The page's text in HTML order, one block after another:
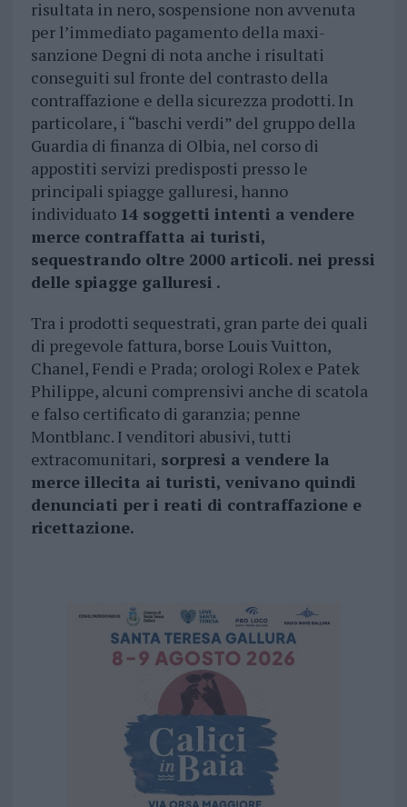
risultata in nero, sospensione non avvenuta
per l’immediato pagamento della maxi-
sanzione Degni di nota anche i risultati
conseguiti sul fronte del contrasto della
contraffazione e della sicurezza prodotti. In
particolare, i “baschi verdi” del gruppo della
Guardia di finanza di Olbia, nel corso di
appostiti servizi predisposti presso le
principali spiagge galluresi, hanno
individuato 14 soggetti intenti a vendere
merce contraffatta ai turisti,
sequestrando oltre 2000 articoli. nei pressi
delle spiagge galluresi .
Tra i prodotti sequestrati, gran parte dei quali
di pregevole fattura, borse Louis Vuitton,
Chanel, Fendi e Prada; orologi Rolex e Patek
Philippe, alcuni comprensivi anche di scatola
e falso certificato di garanzia; penne
Montblanc. I venditori abusivi, tutti
extracomunitari, sorpresi a vendere la
merce illecita ai turisti, venivano quindi
denunciati per i reati di contraffazione e
ricettazione.